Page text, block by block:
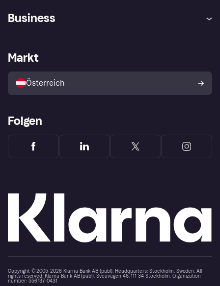
Shops entdecken
Business
Händlerportal
Markt
Österreich
Folgen
Copyright © 2005-2026 Klarna Bank AB (publ). Headquarters: Stockholm, Sweden. All
rights reserved. Klarna Bank AB (publ). Sveavägen 46, 111 34 Stockholm. Organization
number: 556737-0431